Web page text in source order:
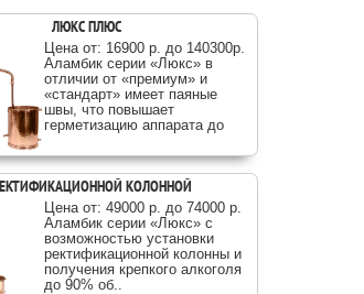
ЛЮКС ПЛЮС
Цена от: 16900 р. до 140300p.
Аламбик серии «Люкс» в
отличии от «премиум» и
«стандарт» имеет паяные
швы, что повышает
герметизацию аппарата до
КОЛОННОЙ
Цена от: 49000 р. до 74000 р.
Аламбик серии «Люкс» c
возможностью установки
ректификационной колонны и
получения крепкого алкоголя
до 90% об..